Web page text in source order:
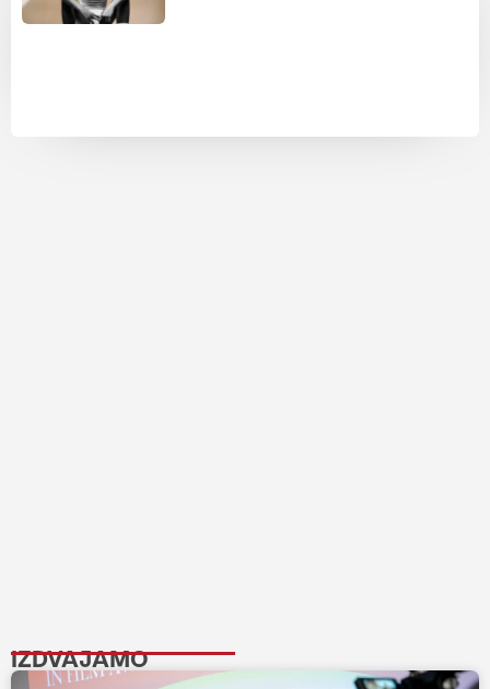
IZDVAJAMO